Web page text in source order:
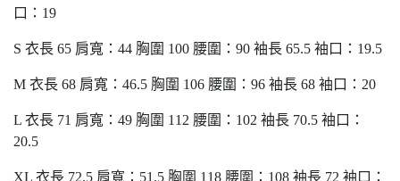
口：19
S 衣長 65 肩寬：44 胸圍 100 腰圍：90 袖長 65.5 袖口：19.5
M 衣長 68 肩寬：46.5 胸圍 106 腰圍：96 袖長 68 袖口：20
L 衣長 71 肩寬：49 胸圍 112 腰圍：102 袖長 70.5 袖口：
20.5
XL 衣長 72.5 肩寬：51.5 胸圍 118 腰圍：108 袖長 72 袖口：